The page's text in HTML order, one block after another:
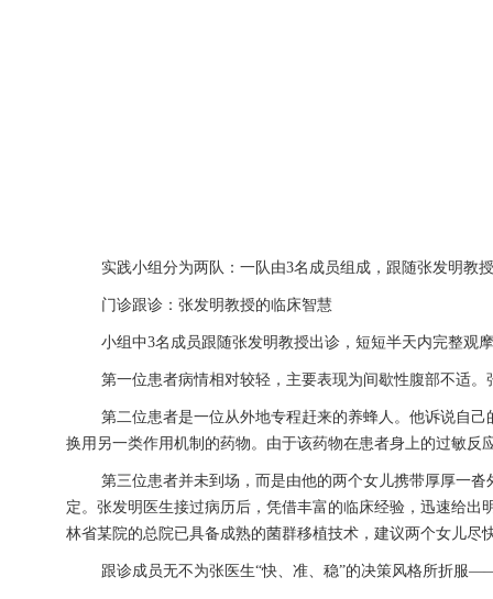
实践小组分为两队：一队由3名成员组成，跟随张发明教
门诊跟诊：张发明教授的临床智慧
小组中3名成员跟随张发明教授出诊，短短半天内完整观
第一位患者病情相对较轻，主要表现为间歇性腹部不适
第二位患者是一位从外地专程赶来的养蜂人。他诉说自
换用另一类作用机制的药物。由于该药物在患者身上的过敏
第三位患者并未到场，而是由他的两个女儿携带厚厚一
定。张发明医生接过病历后，凭借丰富的临床经验，迅速给
林省某院的总院已具备成熟的菌群移植技术，建议两个女儿尽
跟诊成员无不为张医生“快、准、稳”的决策风格所折服